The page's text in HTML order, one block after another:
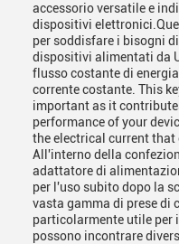
accessorio versatile e
dispositivi
per soddisfare i bisogni
dispositivi alimentati da
flusso costante di
corrente costante. This
important as it
performance of your
the electrical current that
All'interno della
adattatore di
per l'uso subito dopo la
vasta gamma di prese di
particolarmente utile per
possono incontrare